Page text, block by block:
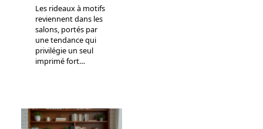
Les rideaux à motifs
reviennent dans les
salons, portés par
une tendance qui
privilégie un seul
imprimé fort…